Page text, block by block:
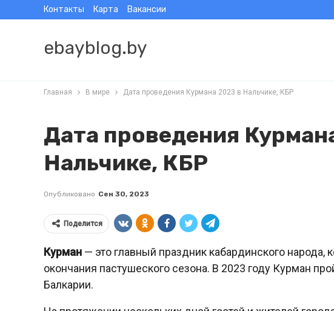
Контакты Карта Вакансии
ebayblog.by
Главная В мире Дата проведения Курмана 2023 в Нальчике, КБР
Дата проведения
Нальчике, КБР
Опубликовано Сен 30, 2023
Поделится
Курман — это главный праздник кабардинского народа,
окончания пастушеского сезона. В 2023 году Курман
Балкарии.